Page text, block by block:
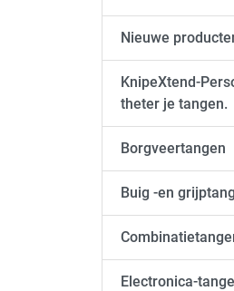
Nieuwe
KnipeXtend-
theter je tangen.
Borgveertangen
Buig -en
Electronica-